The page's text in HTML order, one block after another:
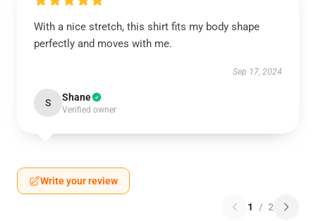
With a nice stretch, this shirt fits my body shape
perfectly and moves with me.
Sep 17, 2024
S Shane
Verified owner
Write your review
1 / 2